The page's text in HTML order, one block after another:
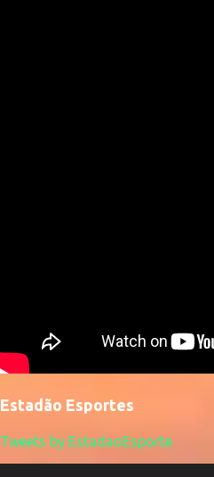
Estadão Esportes
Tweets by EstadaoEsporte